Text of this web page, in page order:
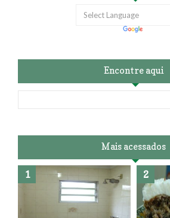
Encontre aqui
Mais acessados